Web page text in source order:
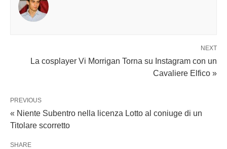
NEXT
La cosplayer Vi Morrigan Torna su Instagram con un
Cavaliere Elfico »
PREVIOUS
« Niente Subentro nella licenza Lotto al coniuge di un
Titolare scorretto
SHARE